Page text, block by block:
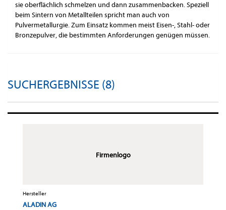
sie oberflächlich schmelzen und dann zusammenbacken. Speziell
beim Sintern von Metallteilen spricht man auch von
Pulvermetallurgie. Zum Einsatz kommen meist Eisen-, Stahl- oder
Bronzepulver, die bestimmten Anforderungen genügen müssen.
SUCHERGEBNISSE (8)
Firmenlogo
Hersteller
ALADIN AG